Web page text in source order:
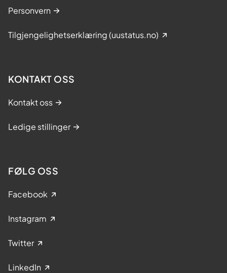
Personvern
Tilgjengelighetserklæring (uustatus.no)
KONTAKT OSS
Kontakt oss
Ledige stillinger
FØLG OSS
Facebook
Instagram
Twitter
LinkedIn